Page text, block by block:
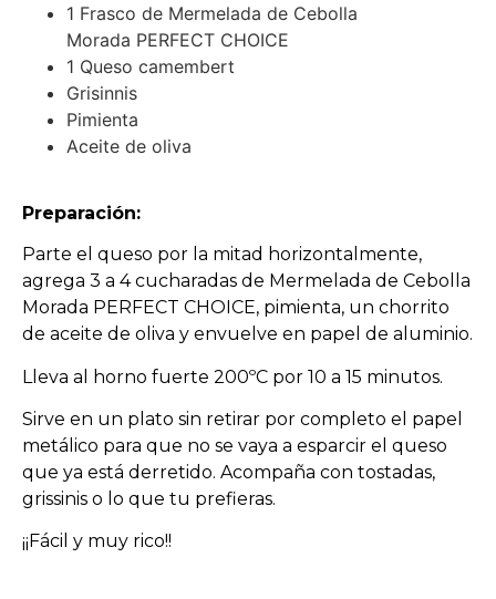
1 Frasco de Mermelada de Cebolla
Morada PERFECT CHOICE
1 Queso camembert
Grisinnis
Pimienta
Aceite de oliva
Preparación:
Parte el queso por la mitad horizontalmente,
agrega 3 a 4 cucharadas de Mermelada de Cebolla
Morada PERFECT CHOICE, pimienta, un chorrito
de aceite de oliva y envuelve en papel de aluminio.
Lleva al horno fuerte 200ºC por 10 a 15 minutos.
Sirve en un plato sin retirar por completo el papel
metálico para que no se vaya a esparcir el queso
que ya está derretido. Acompaña con tostadas,
grissinis o lo que tu prefieras.
¡¡Fácil y muy rico!!